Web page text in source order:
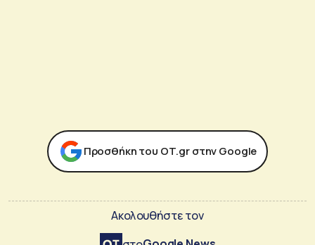
Προσθήκη του ΟΤ.gr στην Google
Ακολουθήστε τον